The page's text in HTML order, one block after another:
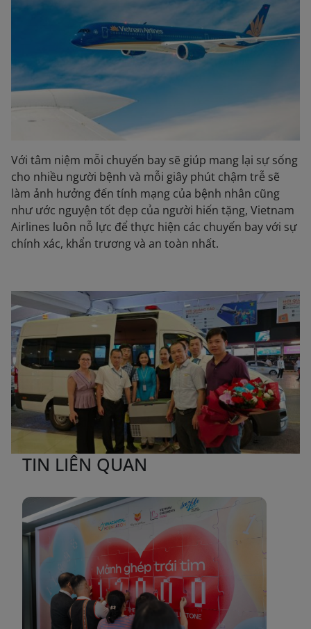
Với tâm niệm mỗi chuyến bay sẽ giúp mang lại sự sống
cho nhiều người bệnh và mỗi giây phút chậm trễ sẽ
làm ảnh hưởng đến tính mạng của bệnh nhân cũng
như ước nguyện tốt đẹp của người hiến tặng, Vietnam
Airlines luôn nỗ lực để thực hiện các chuyến bay với sự
chính xác, khẩn trương và an toàn nhất.
TIN LIÊN QUAN